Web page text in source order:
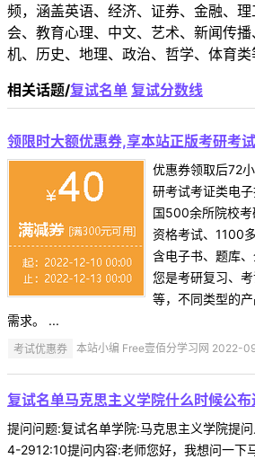
频，涵盖英语、经济、证券、金融、
会、教育心理、中文、艺术、新闻传
机、历史、地理、政治、哲学、体育类
相关话题/复试名单 复试分数线
领限时大额优惠券,享本站正版考研考
优惠券领取后72
研考试考证类电
国500余所院校
资格考试、1100
含电子书、题库
您是考研复习、
等，不同类型的
需求。 ...
考试优惠券 本站小编 Free壹佰分学习网 2022-
复试名单马克思主义学院什么时候公
提问问题:复试名单学院:马克思主义学院提
4-2912:10提问内容:老师您好，我想问一下